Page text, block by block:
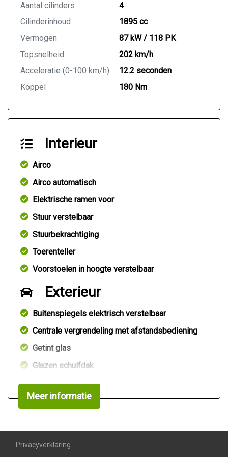
We hebben ons uiterste best gedaan om alle
informatie in deze advertentie correct weer te
geven. Er kunnen echter geen rechten worden
advertentie. Vertrouw niet alleen op deze informatie
maar controleert u altijd zelf de zaken welke voor u
belangrijk zijn en uw beslissing zouden kunnen
beïnvloeden. Neem contact op met de verkoper voor
Aantal cilinders
4
Cilinderinhoud
1895 cc
Vermogen
87 kW / 118 PK
Topsnelheid
202 km/h
Acceleratie (0-100 km/h)
12.2 seconden
Koppel
180 Nm
Interieur
Airco
Airco automatisch
Elektrische ramen voor
Stuur verstelbaar
Stuurbekrachtiging
Toerenteller
Voorstoelen in hoogte verstelbaar
Exterieur
Buitenspiegels elektrisch verstelbaar
Centrale vergrendeling met afstandsbediening
Getint glas
Glazen schuifdak
Koplampen in hoogte verstelbaar
Lichtmetalen velgen 15"
Anti blokkeer systeem
Meer informatie
Privacyverklaring